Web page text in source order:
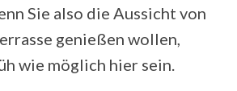
Sie also die Aussicht von
genießen wollen,
wie möglich hier sein.